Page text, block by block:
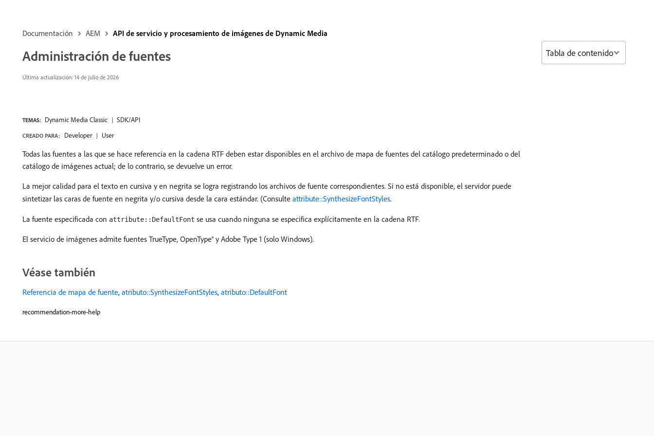
Documentación AEM API de servicio y procesamiento de imágenes de Dynamic Media
Administración de fuentes
Última actualización: 14 de julio de 2026
TEMAS: Dynamic Media Classic SDK/API
CREADO PARA: Developer User
Todas las fuentes a las que se hace referencia en la cadena RTF deben estar disponibles en el archivo de mapa de fuentes del catálogo predeterminado o del
catálogo de imágenes actual; de lo contrario, se devuelve un error.
La mejor calidad para el texto en cursiva y en negrita se logra registrando los archivos de fuente correspondientes. Si no está disponible, el servidor puede
sintetizar las caras de fuente en negrita y/o cursiva desde la cara estándar. (Consulte attribute::SynthesizeFontStyles.
La fuente especificada con attribute::DefaultFont se usa cuando ninguna se especifica explícitamente en la cadena RTF.
El servicio de imágenes admite fuentes TrueType, OpenType® y Adobe Type 1 (solo Windows).
Véase también
Referencia de mapa de fuente, atributo::SynthesizeFontStyles, atributo::DefaultFont
recommendation-more-help
Tabla de contenido